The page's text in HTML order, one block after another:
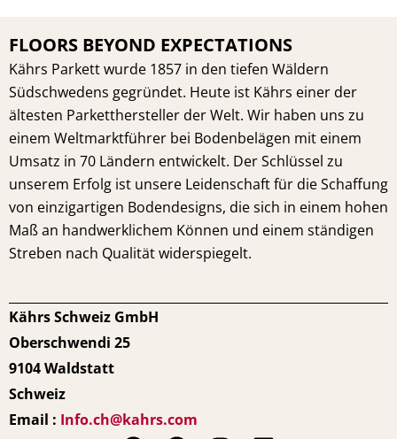
FLOORS BEYOND EXPECTATIONS
Kährs Parkett wurde 1857 in den tiefen Wäldern
Südschwedens gegründet. Heute ist Kährs einer der
ältesten Parketthersteller der Welt. Wir haben uns zu
einem Weltmarktführer bei Bodenbelägen mit einem
Umsatz in 70 Ländern entwickelt. Der Schlüssel zu
unserem Erfolg ist unsere Leidenschaft für die Schaffung
von einzigartigen Bodendesigns, die sich in einem hohen
Maß an handwerklichem Können und einem ständigen
Streben nach Qualität widerspiegelt.
Kährs Schweiz GmbH
Oberschwendi 25
9104 Waldstatt
Schweiz
Email : Info.ch@kahrs.com